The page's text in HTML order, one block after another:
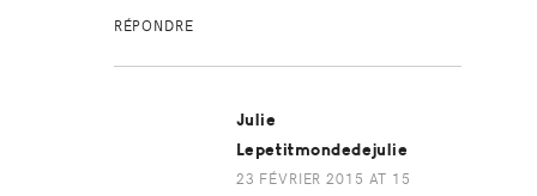
RÉPONDRE
Julie
Lepetitmondedejulie
23 FÉVRIER 2015 AT 15